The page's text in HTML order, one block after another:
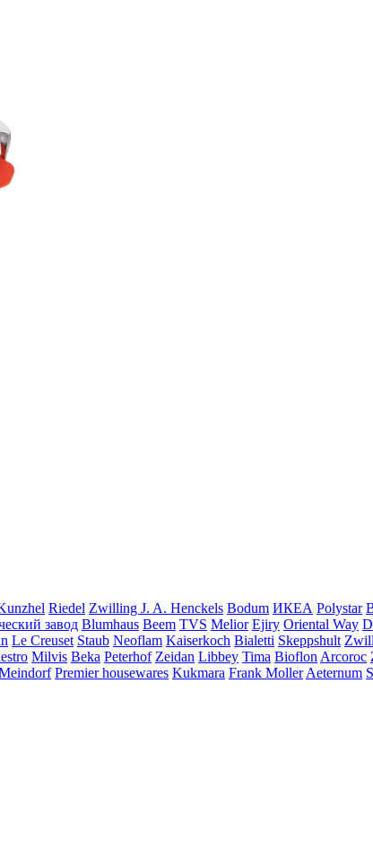
Riedel Zwilling J. A. Henckels Bodum ИКЕА Polystar
завод Blumhaus Beem TVS Melior Ejiry Oriental Way
Le Creuset Staub Neoflam Kaiserkoch Bialetti Skeppshult
Milvis Beka Peterhof Zeidan Libbey Tima Bioflon Arcoroc
Premier housewares Kukmara Frank Moller Aeternum